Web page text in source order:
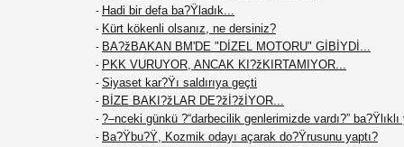
- Hadi bir defa ba?Ÿladık...
- Kürt kökenli olsanız, ne dersiniz?
- BA?žBAKAN BM'DE "DİZEL MOTORU" GİBİYDİ...
- PKK VURUYOR, ANCAK KI?žKIRTAMIYOR...
- Siyaset kar?Ÿı saldırıya geçti
- BİZE BAKI?žLAR DE?žİ?žİYOR...
- ?–nceki günkü ?“darbecilik genlerimizde vardı?”
- Ba?Ÿbu?Ÿ, Kozmik odayı açarak do?Ÿrusunu yaptı?